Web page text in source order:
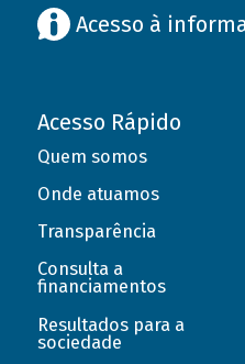
Acesso à
Acesso Rápido
Quem somos
Onde atuamos
Transparência
Consulta a
financiamentos
Resultados para a
sociedade